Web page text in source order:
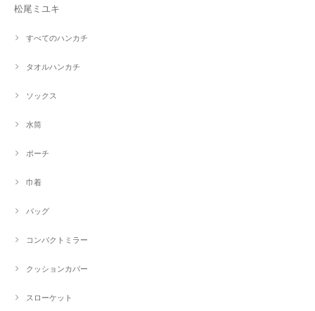
松尾ミユキ
すべてのハンカチ
タオルハンカチ
ソックス
水筒
ポーチ
巾着
バッグ
コンパクトミラー
クッションカバー
スローケット